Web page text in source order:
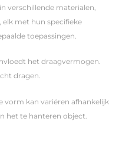
verschillende materialen,
elk met hun specifieke
toepassingen.
het draagvermogen.
dragen.
vorm kan variëren afhankelijk
het te hanteren object.